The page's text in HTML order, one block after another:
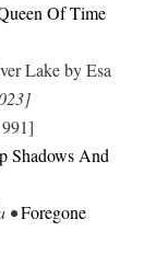
Of Time
Lake by Esa
Shadows And
•Foregone